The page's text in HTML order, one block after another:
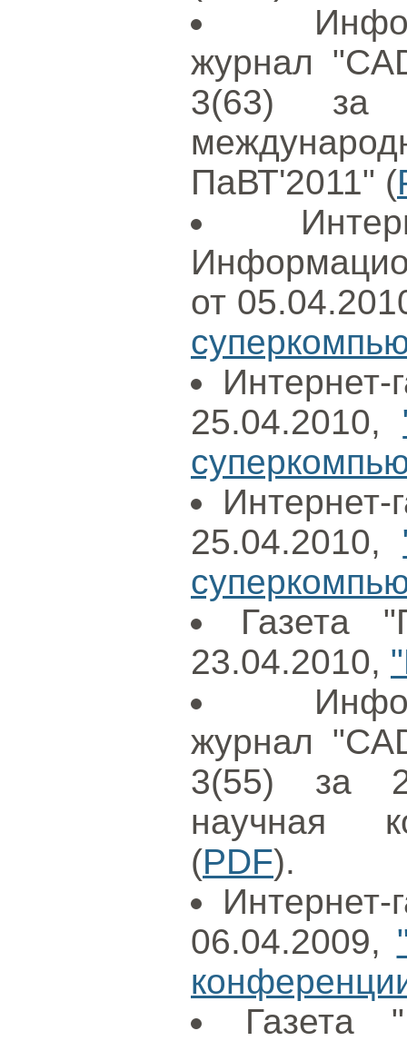
журнал
3(63) за
ПаВТ'2011" (
от
Интернет-
25.04.2010,
Интернет-
25.04.2010,
Газета
23.04.2010,
журнал
3(55) за
научная
(PDF).
Интернет-
06.04.2009,
Газета